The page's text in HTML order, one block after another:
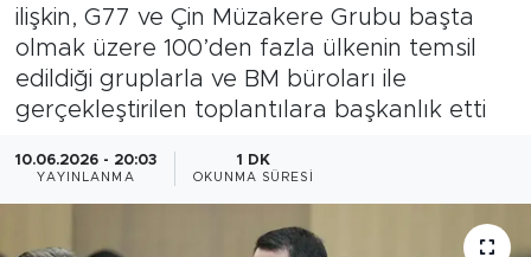
ilişkin, G77 ve Çin Müzakere Grubu başta
olmak üzere 100’den fazla ülkenin temsil
edildiği gruplarla ve BM büroları ile
gerçekleştirilen toplantılara başkanlık etti
10.06.2026 - 20:03
YAYINLANMA
1 DK
OKUNMA SÜRESI
Politika
Resmi İlanlar
Spor